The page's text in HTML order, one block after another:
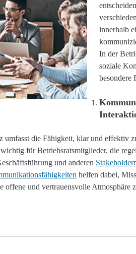
innerhalb
In der
soziale
besondere
umfasst die Fähigkeit, klar und effektiv
für Betriebsratsmitglieder, die
und anderen
helfen dabei,
offene und vertrauensvolle Atmosphäre